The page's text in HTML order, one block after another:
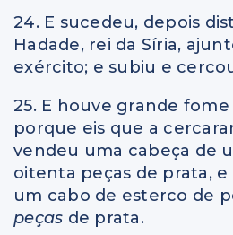
24. E sucedeu, depois
Hadade, rei da Síria,
exército; e subiu e
25. E houve grande fome
porque eis que a
vendeu uma cabeça de
oitenta peças de prata,
um cabo de esterco de
peças de prata.